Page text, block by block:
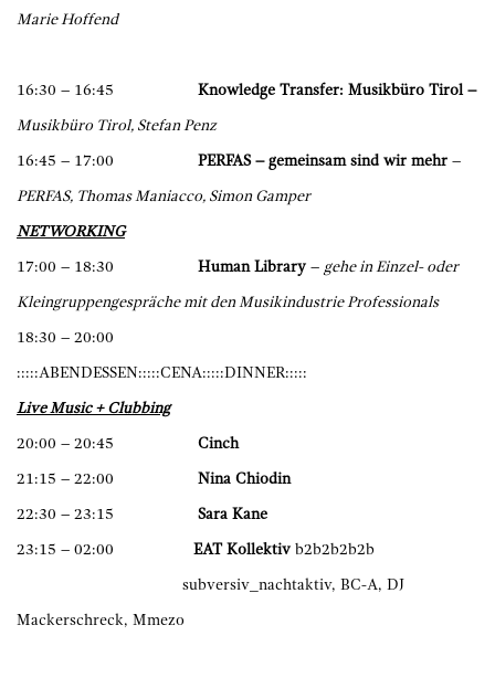
Marie Hoffend
16:30 – 16:45 Knowledge Transfer: Musikbüro Tirol –
Musikbüro Tirol, Stefan Penz
16:45 – 17:00 PERFAS – gemeinsam sind wir mehr –
PERFAS, Thomas Maniacco, Simon Gamper
NETWORKING
17:00 – 18:30 Human Library – gehe in Einzel- oder
Kleingruppengespräche mit den Musikindustrie Professionals
18:30 – 20:00
:::::ABENDESSEN:::::CENA:::::DINNER:::::
Live Music + Clubbing
20:00 – 20:45 Cinch
21:15 – 22:00 Nina Chiodin
22:30 – 23:15 Sara Kane
23:15 – 02:00 EAT Kollektiv b2b2b2b2b
​subversiv_nachtaktiv, BC-A, DJ
Mackerschreck, Mmezo